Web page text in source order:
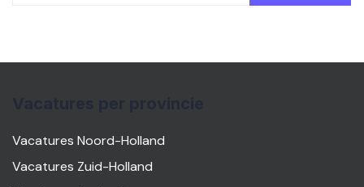
Vacatures Noord-Holland
Vacatures Zuid-Holland